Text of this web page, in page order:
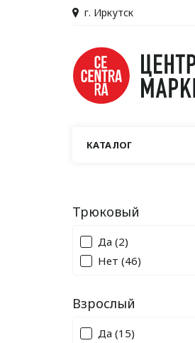
г. Иркутск
КАТАЛОГ
Трюковый
Да (2)
Нет (46)
Взрослый
Да (15)